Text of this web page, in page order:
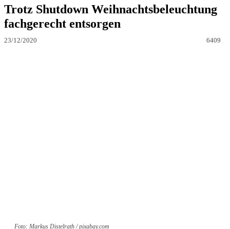
Trotz Shutdown Weihnachtsbeleuchtung
fachgerecht entsorgen
23/12/2020 6409
Foto: Markus Distelrath / pixabay.com